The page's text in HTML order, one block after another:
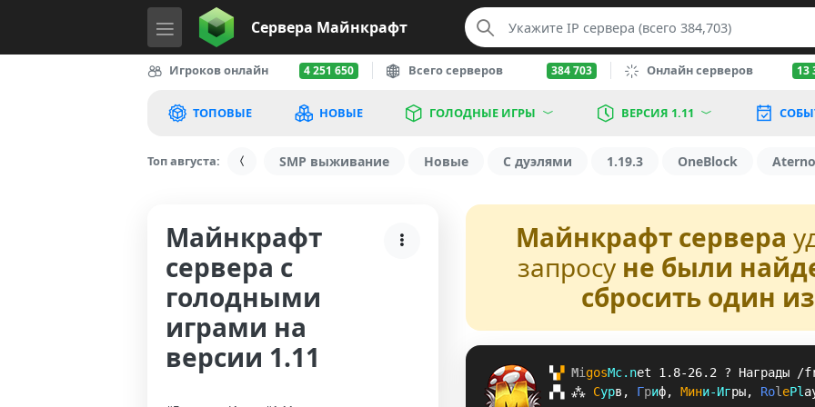
Сервера Майнкрафт
Игроков онлайн 4 251 650 Всего серверов 384 703 Онлайн серверов 13
ТОПОВЫЕ НОВЫЕ ГОЛОДНЫЕ ИГРЫ ВЕРСИЯ 1.11
Топ августа: SMP выживание Новые С дуэлями 1.19.3 OneBlock
Майнкрафт
сервера с
голодными
играми на
версии 1.11
Майнкрафт сервера
запросу не были
сбросить один
▚▞ Mi gosMc. net 1.8-26.2 ? Награды /
▞▚ ⁂ Сурв , Гриф, Мини-Игры, Rol ePl a